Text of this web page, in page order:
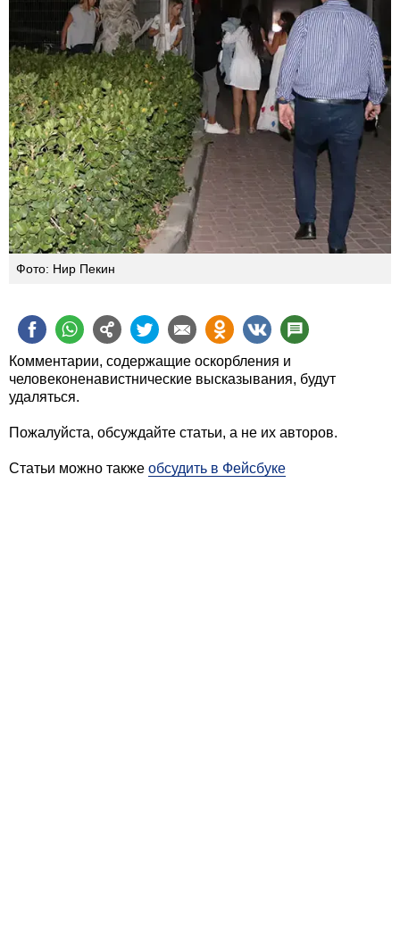
Фото: Нир Пекин
Комментарии, содержащие оскорбления и
человеконенавистнические высказывания, будут
удаляться.
Пожалуйста, обсуждайте статьи, а не их авторов.
Статьи можно также обсудить в Фейсбуке